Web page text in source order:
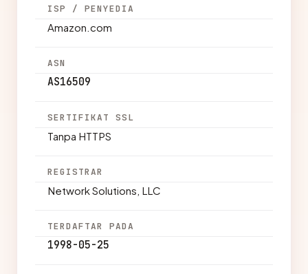
ISP / PENYEDIA
Amazon.com
ASN
AS16509
SERTIFIKAT SSL
Tanpa HTTPS
REGISTRAR
Network Solutions, LLC
TERDAFTAR PADA
1998-05-25